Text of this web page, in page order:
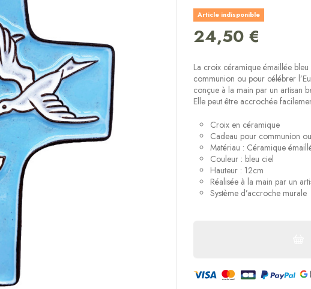
Article indisponible
24,50 €
La croix céramique émaillée
communion ou pour célébrer
conçue à la main par un artisan
Elle peut être accrochée
Croix en céramique
Cadeau pour communion
Matériau : Céramique
Couleur : bleu ciel
Hauteur : 12cm
Réalisée à la main par un
Système d’accroche murale